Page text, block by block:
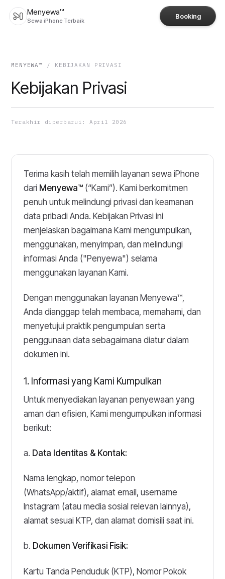
Menyewa™
Sewa iPhone Terbaik
Booking
MENYEWA™ / KEBIJAKAN PRIVASI
Kebijakan Privasi
Terakhir diperbarui: April 2026
Terima kasih telah memilih layanan sewa iPhone
dari Menyewa™ (“Kami”). Kami berkomitmen
penuh untuk melindungi privasi dan keamanan
data pribadi Anda. Kebijakan Privasi ini
menjelaskan bagaimana Kami mengumpulkan,
menggunakan, menyimpan, dan melindungi
informasi Anda ("Penyewa") selama
menggunakan layanan Kami.
Dengan menggunakan layanan Menyewa™,
Anda dianggap telah membaca, memahami, dan
menyetujui praktik pengumpulan serta
penggunaan data sebagaimana diatur dalam
dokumen ini.
1. Informasi yang Kami Kumpulkan
Untuk menyediakan layanan penyewaan yang
aman dan efisien, Kami mengumpulkan informasi
berikut:
a. Data Identitas & Kontak:
Nama lengkap, nomor telepon
(WhatsApp/aktif), alamat email, username
Instagram (atau media sosial relevan lainnya),
alamat sesuai KTP, dan alamat domisili saat ini.
b. Dokumen Verifikasi Fisik:
Kartu Tanda Penduduk (KTP), Nomor Pokok